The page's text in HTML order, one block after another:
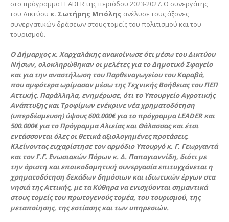
στο πρόγραμμα LEADER της περιόδου 2023-2027. Ο συνεργάτης
του Δικτύου κ. Σωτήρης Μπόλης ανέλυσε τους άξονες
συνεργατικών δράσεων στους τομείς του πολιτισμού και του
τουρισμού.
Ο Δήμαρχος κ. Χαρχαλάκης ανακοίνωσε ότι μέσω του Δικτύου
Νήσων, ολοκληρώθηκαν οι μελέτες για το Δημοτικό Σφαγείο
και για την αναστήλωση του Παρθεναγωγείου του Καραβά,
που αμφότερα ωρίμασαν μέσω της Τεχνικής Βοήθειας του ΠΕΠ
Αττικής. Παράλληλα, ενημέρωσε, ότι το Υπουργείο Αγροτικής
Ανάπτυξης και Τροφίμων ενέκρινε νέα χρηματοδότηση
(υπερδέσμευση) ύψους 600.000€ για το πρόγραμμα LEADER και
500.000€ για το Πρόγραμμα Αλιείας και Θάλασσας και έτσι
εντάσσονται όλες οι θετικά αξιολογημένες προτάσεις.
Κλείνοντας ευχαρίστησε τον αρμόδιο Υπουργό κ. Γ. Γεωργαντά
και τον Γ.Γ. Ενωσιακών Πόρων κ. Δ. Παπαγιαννίδη, διότι με
την άριστη και εποικοδομητική συνεργασία επιτυγχάνεται η
χρηματοδότηση δεκάδων δημόσιων και ιδιωτικών έργων στα
νησιά της Αττικής, με τα Κύθηρα να ενισχύονται σημαντικά
στους τομείς του πρωτογενούς τομέα, του τουρισμού, της
μεταποίησης, της εστίασης και των υπηρεσιών.